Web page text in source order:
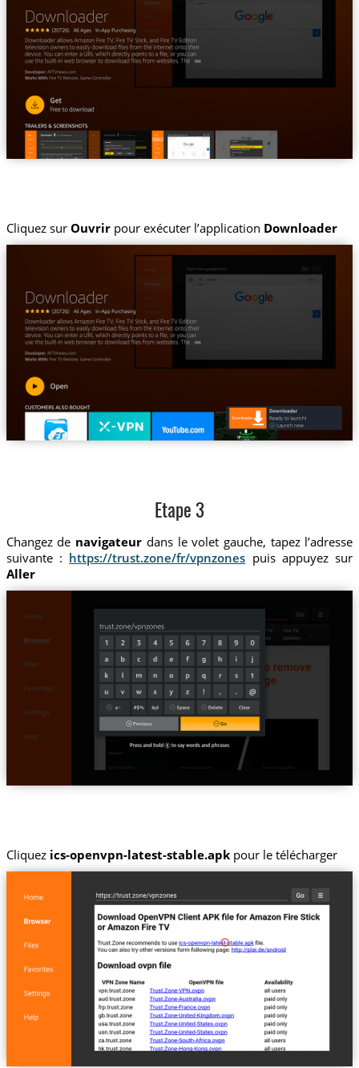
Cliquez sur Ouvrirpour exécuter l’application Downloader
Etape 3
Changez de navigateur dans le volet gauche, tapez l’adresse
suivante : https://trust.zone/fr/vpnzones puis appuyez sur
Aller
Cliquez ics-openvpn-latest-stable.apkpour le télécharger